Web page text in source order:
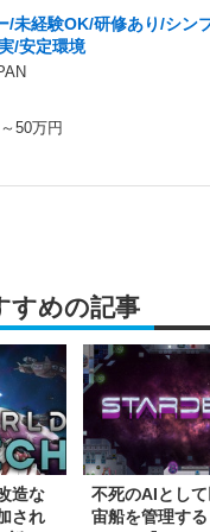
/未経験OK/研修あり/シン
/安定環境
50万円
すめの記事
造な
され
不死のAIとし
宙船を管理す